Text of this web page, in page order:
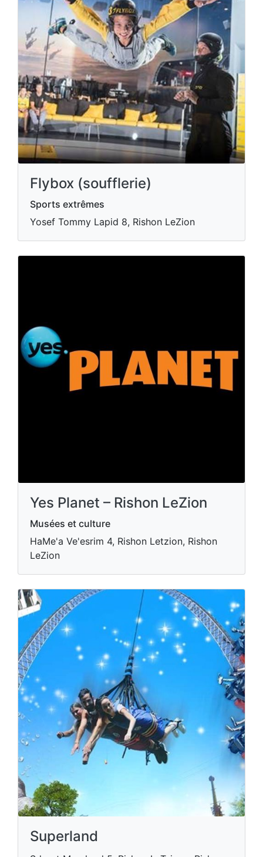
Flybox (soufflerie)
Sports extrêmes
Yosef Tommy Lapid 8, Rishon LeZion
Yes Planet – Rishon LeZion
Musées et culture
HaMe'a Ve'esrim 4, Rishon Letzion, Rishon
LeZion
Superland